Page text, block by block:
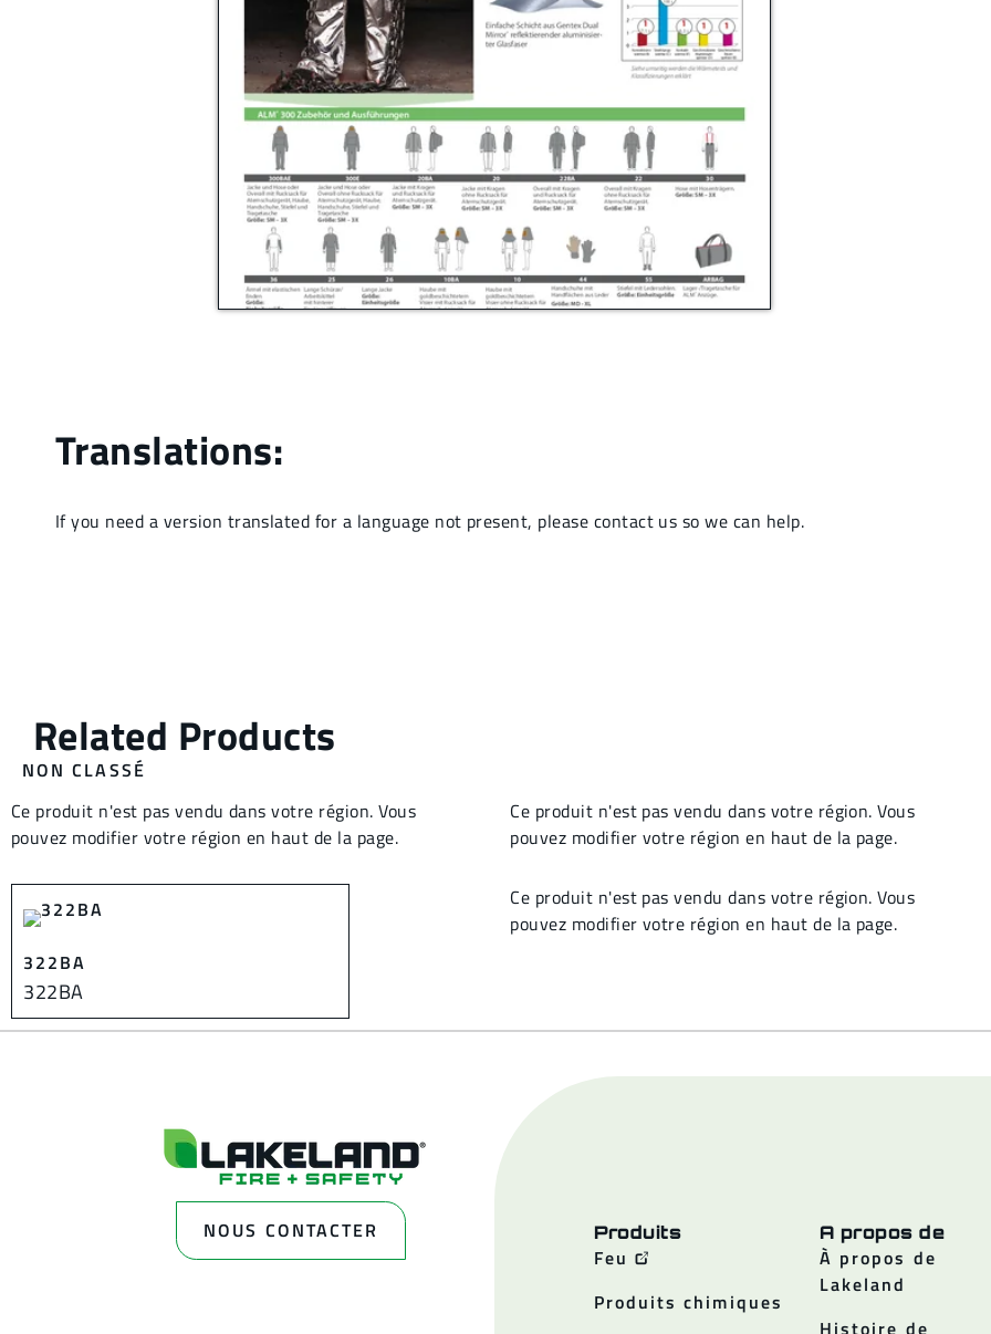
NON CLASSÉ
Ce produit n'est pas vendu dans votre région. Vous
pouvez modifier votre région en haut de la page.
Ce produit n'est pas vendu dans votre région. Vous
pouvez modifier votre région en haut de la page.
322BA
322BA
Ce produit n'est pas vendu dans votre région. Vous
pouvez modifier votre région en haut de la page.
NOUS CONTACTER Produits
Feu
Produits chimiques
A propos de
À propos de
Lakeland
Histoire de